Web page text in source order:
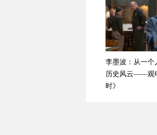
李墨波：从一个
历史风云——观
时》